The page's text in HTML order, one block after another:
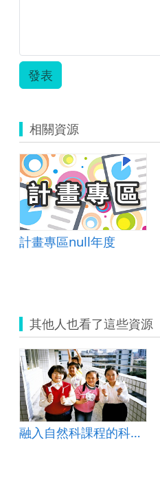
發表
相關資源
計畫專區null年度
其他人也看了這些資源
融入自然科課程的科學遊戲-紙蜻蜓